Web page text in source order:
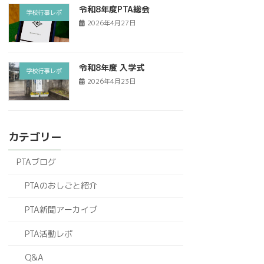
学校行事レポ 令和8年度PTA総会
2026年4月27日
学校行事レポ 令和8年度 入学式
2026年4月23日
カテゴリー
PTAブログ
PTAのおしごと紹介
PTA新聞アーカイブ
PTA活動レポ
Q&A